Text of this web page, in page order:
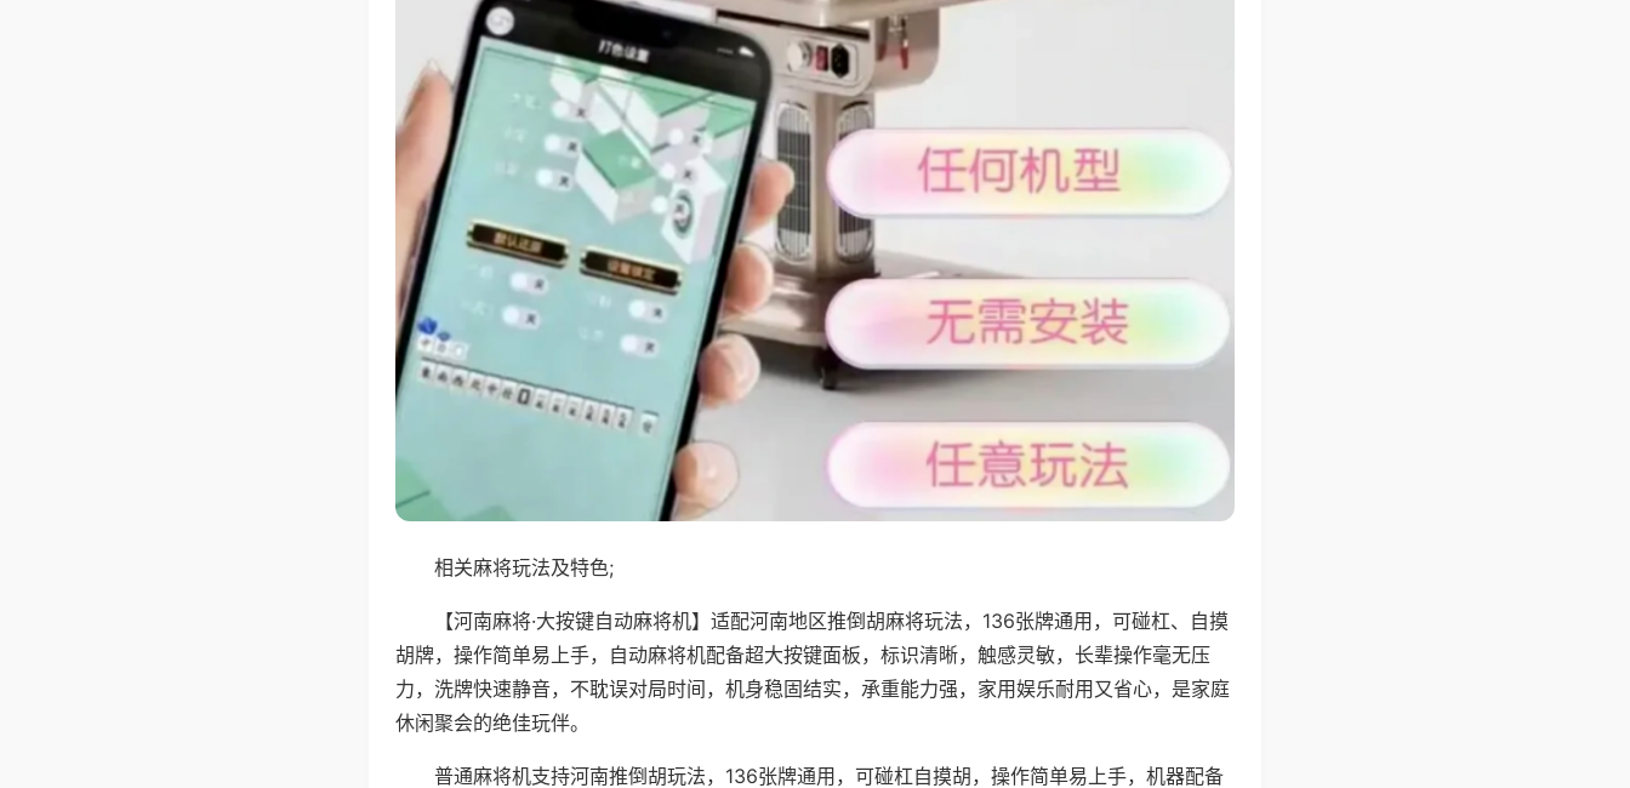
相关麻将玩法及特色;
【河南麻将·大按键自动麻将机】适配河南地区推倒胡麻将玩法，136张牌通用，可碰杠、自摸
胡牌，操作简单易上手，自动麻将机配备超大按键面板，标识清晰，触感灵敏，长辈操作毫无压
力，洗牌快速静音，不耽误对局时间，机身稳固结实，承重能力强，家用娱乐耐用又省心，是家庭
休闲聚会的绝佳玩伴。
普通麻将机支持河南推倒胡玩法，136张牌通用，可碰杠自摸胡，操作简单易上手，机器配备